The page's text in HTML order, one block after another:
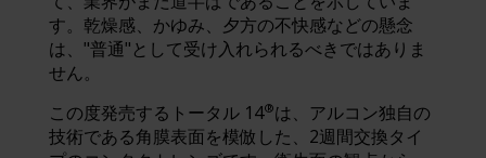
す。乾燥感、かゆみ、夕方の不快感などの懸念
は、"普通"として受け入れられるべきではありま
せん。
この度発売するトータル 14®は、アルコン独自の
技術である角膜表面を模倣した、2週間交換タイ